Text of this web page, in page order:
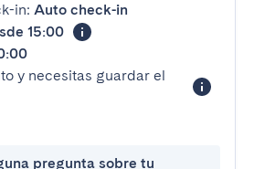
in: Auto check-in
15:00
y necesitas guardar el
pregunta sobre tu